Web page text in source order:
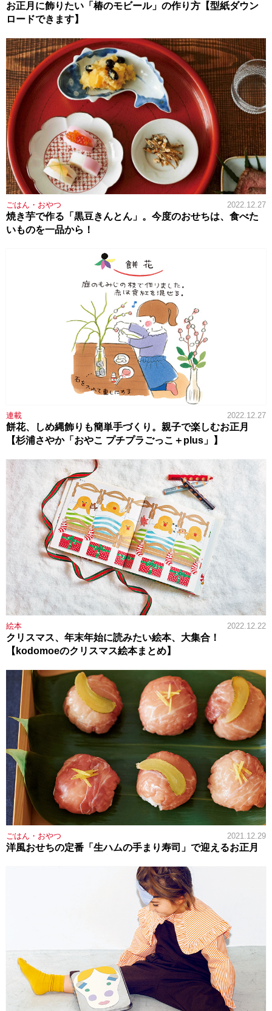
お正月に飾りたい「椿のモビール」の作り方【型紙ダウン
ロードできます】
ごはん・おやつ 2022.12.27
焼き芋で作る「黒豆きんとん」。今度のおせちは、食べた
いものを一品から！
連載 2022.12.27
餅花、しめ縄飾りも簡単手づくり。親子で楽しむお正月
【杉浦さやか「おやこ プチプラごっこ＋plus」】
絵本 2022.12.22
クリスマス、年末年始に読みたい絵本、大集合！
【kodomoeのクリスマス絵本まとめ】
ごはん・おやつ 2021.12.29
洋風おせちの定番「生ハムの手まり寿司」で迎えるお正月